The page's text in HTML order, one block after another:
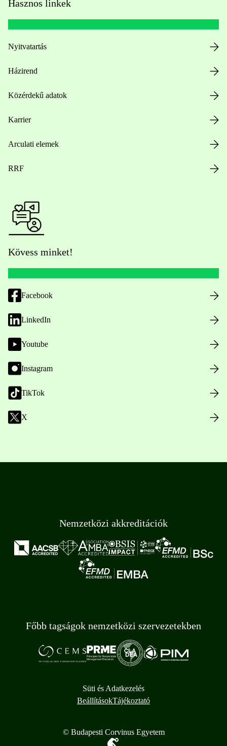
Hasznos linkek
Nyitvatartás
Házirend
Közérdekű adatok
Karrier
Arculati elemek
RRF
Kövess minket!
Facebook
LinkedIn
Youtube
Instagram
TikTok
X
Nemzetközi akkreditációk
Főbb tagságok nemzetközi szervezetekben
Süti és Adatkezelés
BeállításokTájékoztató
© Budapesti Corvinus Egyetem